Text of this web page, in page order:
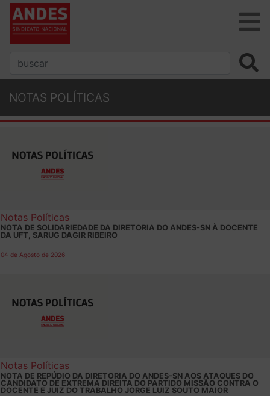
NOTAS POLÍTICAS
Notas Políticas
NOTA DE SOLIDARIEDADE DA DIRETORIA DO ANDES-SN À DOCENTE
DA UFT, SARUG DAGIR RIBEIRO
04 de Agosto de 2026
Notas Políticas
NOTA DE REPÚDIO DA DIRETORIA DO ANDES-SN AOS ATAQUES DO
CANDIDATO DE EXTREMA DIREITA DO PARTIDO MISSÃO CONTRA O
DOCENTE E JUIZ DO TRABALHO JORGE LUIZ SOUTO MAIOR